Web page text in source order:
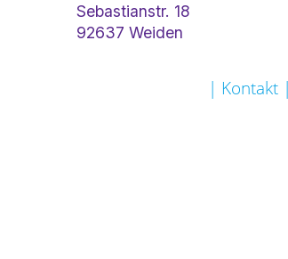
Sebastianstr. 18
92637 Weiden
| Kontakt |